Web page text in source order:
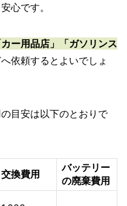
心です。
ー用品店」「ガソリンス
依頼するとよいでしょ
目安は以下のとおりで
交換費用
バッテリー
の廃棄費用